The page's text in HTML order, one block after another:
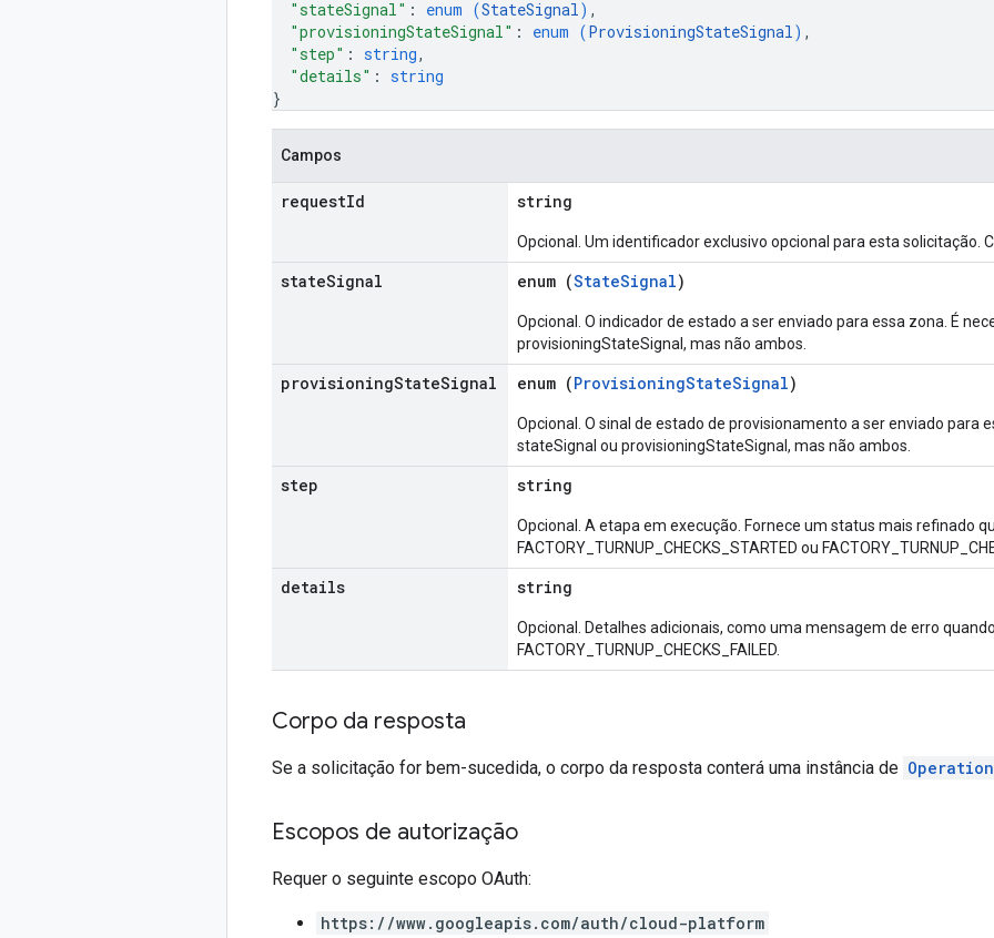
"stateSignal" : enum (StateSignal) ,
"provisioningStateSignal" : enum (ProvisioningStateSignal) ,
"step" : string,
"details" : string
}
Campos
requestId string
Opcional. Um identificador exclusivo opcional para esta solicitação.
stateSignal enum (StateSignal)
Opcional. O indicador de estado a ser enviado para essa zona. É
provisioningStateSignal, mas não ambos.
provisioningStateSignal enum (ProvisioningStateSignal)
Opcional. O sinal de estado de provisionamento a ser enviado para
stateSignal ou provisioningStateSignal, mas não ambos.
step string
Opcional. A etapa em execução. Fornece um status mais refinado
FACTORY_TURNUP_CHECKS_STARTED ou
details string
Opcional. Detalhes adicionais, como uma mensagem de erro
FACTORY_TURNUP_CHECKS_FAILED.
Corpo da resposta
Se a solicitação for bem-sucedida, o corpo da resposta conterá uma instância de Operation
Escopos de autorização
Requer o seguinte escopo OAuth:
https://www.googleapis.com/auth/cloud-platform